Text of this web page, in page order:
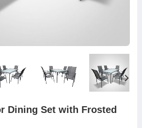
Dining Set with Frosted